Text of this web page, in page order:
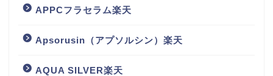
APPCフラセラム楽天
Apsorusin（アプソルシン）楽天
AQUA SILVER楽天